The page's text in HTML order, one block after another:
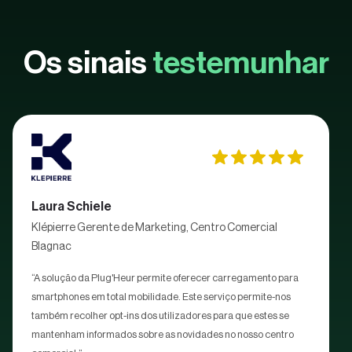
Os sinais testemunhar
Laura Schiele
Klépierre Gerente de Marketing, Centro Comercial
Blagnac
“A solução da Plug'Heur permite oferecer carregamento para
smartphones em total mobilidade. Este serviço permite-nos
também recolher opt-ins dos utilizadores para que estes se
mantenham informados sobre as novidades no nosso centro